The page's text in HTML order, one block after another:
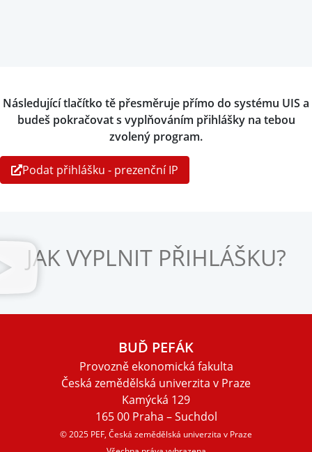
Následující tlačítko tě přesměruje přímo do systému UIS a
budeš pokračovat s vyplňováním přihlášky na tebou
zvolený program.
Podat přihlášku - prezenční IP
JAK VYPLNIT PŘIHLÁŠKU?
BUĎ PEFÁK
Provozně ekonomická fakulta
Česká zemědělská univerzita v Praze
Kamýcká 129
165 00 Praha – Suchdol
© 2025 PEF, Česká zemědělská univerzita v Praze